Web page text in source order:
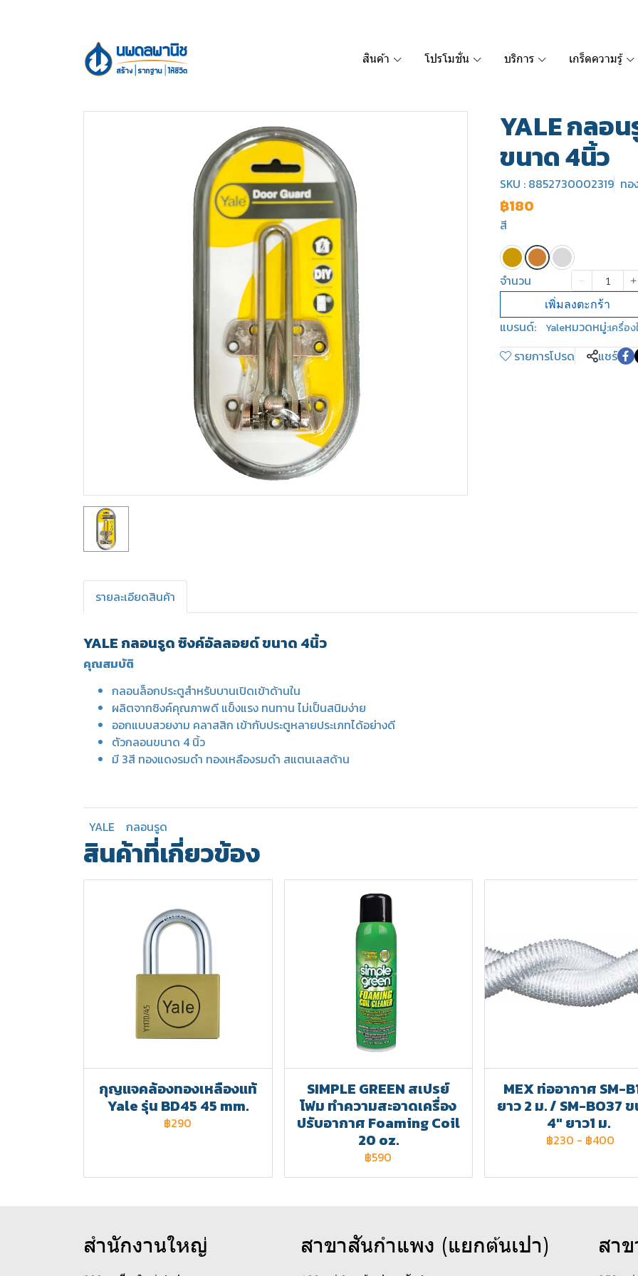
สินค้า โปรโมชั่น บริการ เกร็ดความรู้
YALE กลอ
ขนาด 4นิ้ว
SKU : 8852730002319 ทอ
฿180
สี
จำนวน
เพิ่มลงตะกร้า
แบรนด์: Yaleหมวดหมู่:เครื่อง
รายการโปรด แชร์
รายละเอียดสินค้า
YALE กลอนรูด ซิงค์อัลลอยด์ ขนาด 4นิ้ว
คุณสมบัติ
กลอนล็อกประตูสำหรับบานเปิดเข้าด้านใน
ผลิตจากซิงค์คุณภาพดี แข็งแรง ทนทาน ไม่เป็นสนิมง่าย
ออกแบบสวยงาม คลาสสิก เข้ากับประตูหลายประเภทได้อย่างดี
ตัวกลอนขนาด 4 นิ้ว
มี 3สี ทองแดงรมดำ ทองเหลืองรมดำ สแตนเลสด้าน
YALE กลอนรูด
สินค้าที่เกี่ยวข้อง
กุญแจคล้องทองเหลืองแท้
Yale รุ่น BD45 45 mm.
฿290
SIMPLE GREEN สเปรย์
โฟม ทำความสะอาดเครื่อง
ปรับอากาศ Foaming Coil
20 oz.
฿590
MEX ท่ออากาศ SM-
ยาว 2 ม. / SM-BO37
4" ยาว1 ม.
฿230 - ฿400
สำนักงานใหญ่ สาขาสันกำแพง (แยกต้นเปา) สา